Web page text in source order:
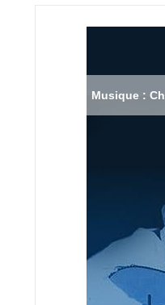
Musique :